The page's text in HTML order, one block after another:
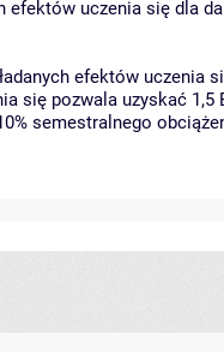
uczenia się dla
efektów uczenia
się pozwala uzyskać 1,5
semestralnego